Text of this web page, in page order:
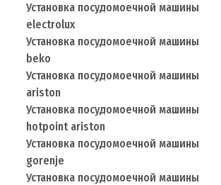
Установка посудомоечной машины
electrolux
Установка посудомоечной машины
beko
Установка посудомоечной машины
ariston
Установка посудомоечной машины
hotpoint ariston
Установка посудомоечной машины
gorenje
Установка посудомоечной машины